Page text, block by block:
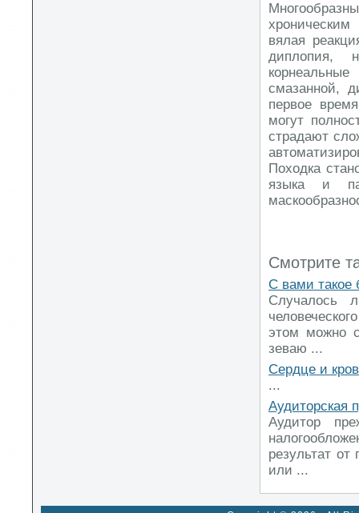
вялая
диплопия,
смазанной,
первое
могут
страдают
Походка
языка и
Смотрите
С вами такое
Случалось
этом можно
зеваю ...
Сердце и
...
Аудиторская
Аудитор
результат
или ...